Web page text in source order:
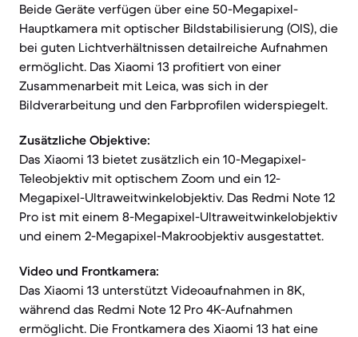
Beide Geräte verfügen über eine 50-Megapixel-
Hauptkamera mit optischer Bildstabilisierung (OIS), die
bei guten Lichtverhältnissen detailreiche Aufnahmen
ermöglicht. Das Xiaomi 13 profitiert von einer
Zusammenarbeit mit Leica, was sich in der
Bildverarbeitung und den Farbprofilen widerspiegelt.
Zusätzliche Objektive:
Das Xiaomi 13 bietet zusätzlich ein 10-Megapixel-
Teleobjektiv mit optischem Zoom und ein 12-
Megapixel-Ultraweitwinkelobjektiv. Das Redmi Note 12
Pro ist mit einem 8-Megapixel-Ultraweitwinkelobjektiv
und einem 2-Megapixel-Makroobjektiv ausgestattet.
Video und Frontkamera:
Das Xiaomi 13 unterstützt Videoaufnahmen in 8K,
während das Redmi Note 12 Pro 4K-Aufnahmen
ermöglicht. Die Frontkamera des Xiaomi 13 hat eine